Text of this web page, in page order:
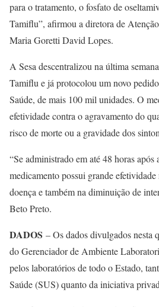
para o tratamento, o fosfato de
Tamiflu”, afirmou a diretora de
Maria Goretti David Lopes.
A Sesa descentralizou na última
Tamiflu e já protocolou um novo
Saúde, de mais 100 mil unidades. O
efetividade contra o agravamento do
risco de morte ou a gravidade dos
“Se administrado em até 48 horas
medicamento possui grande
doença e também na diminuição de
Beto Preto.
DADOS – Os dados divulgados nesta
do Gerenciador de Ambiente
pelos laboratórios de todo o Estado,
Saúde (SUS) quanto da iniciativa